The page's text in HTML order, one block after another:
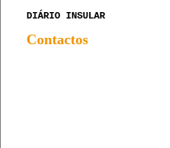
DIÁRIO INSULAR
Contactos